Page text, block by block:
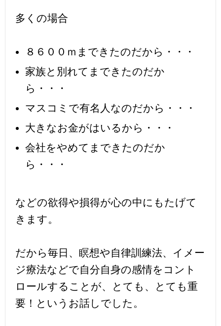
多くの場合
８６００ｍまできたのだから・・・
家族と別れてまできたのだか
ら・・・
マスコミで有名人なのだから・・・
大きなお金がはいるから・・・
会社をやめてまできたのだか
ら・・・
などの欲得や損得が心の中にもたげて
きます。
だから毎日、瞑想や自律訓練法、イメー
ジ療法などで自分自身の感情をコント
ロールすることが、とても、とても重
要！というお話しでした。